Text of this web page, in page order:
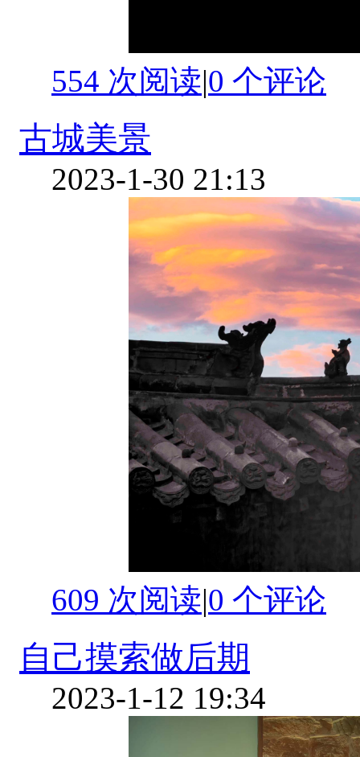
554 次阅读|0 个评论
古城美景
2023-1-30 21:13
609 次阅读|0 个评论
自己摸索做后期
2023-1-12 19:34